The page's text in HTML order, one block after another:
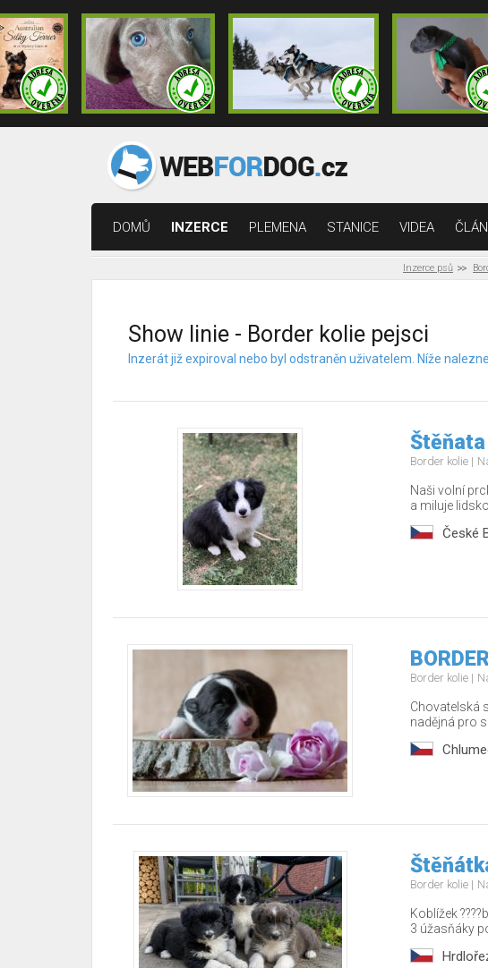
DOMŮ INZERCE PLEMENA STANICE VIDEA
Inzerce psů
Show linie - Border kolie pejsci
Inzerát již expiroval nebo byl odstraněn uživatelem. Níže
Border kolie
Naši volní
a miluje
České
Border kolie
Chovatelská
nadějná pro
Border kolie
Koblížek
3 úžasňáky